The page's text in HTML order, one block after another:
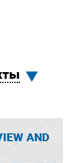
AND